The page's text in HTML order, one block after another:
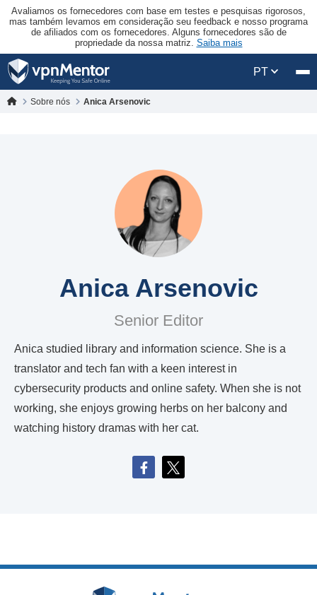
Avaliamos os fornecedores com base em testes e pesquisas rigorosos,
mas também levamos em consideração seu feedback e nosso programa
de afiliados com os fornecedores. Alguns fornecedores são de
propriedade da nossa matriz. Saiba mais
PT
Sobre nós Anica Arsenovic
Anica Arsenovic
Senior Editor
Anica studied library and information science. She is a
translator and tech fan with a keen interest in
cybersecurity products and online safety. When she is not
working, she enjoys growing herbs on her balcony and
watching history dramas with her cat.